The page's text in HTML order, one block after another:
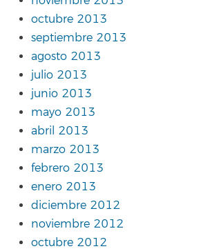
octubre 2013
septiembre 2013
agosto 2013
julio 2013
junio 2013
mayo 2013
abril 2013
marzo 2013
febrero 2013
enero 2013
diciembre 2012
noviembre 2012
octubre 2012